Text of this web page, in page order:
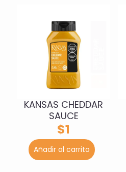
KANSAS CHEDDAR
SAUCE
$1
Añadir al carrito